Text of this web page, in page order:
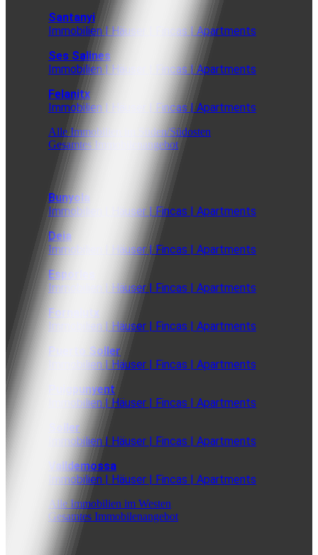
Santanyi
Immobilien | Häuser | Fincas | Apartments
Ses Salines
Immobilien | Häuser | Fincas | Apartments
Felanitx
Immobilien | Häuser | Fincas | Apartments
Alle Immobilien im Süden/Südosten
Gesamtes Immobilenangebot
Bunyola
Immobilien | Häuser | Fincas | Apartments
Deia
Immobilien | Häuser | Fincas | Apartments
Esporles
Immobilien | Häuser | Fincas | Apartments
Fornalutx
Immobilien | Häuser | Fincas | Apartments
Puerto Soller
Immobilien | Häuser | Fincas | Apartments
Puigpunyent
Immobilien | Häuser | Fincas | Apartments
Soller
Immobilien | Häuser | Fincas | Apartments
Valldemossa
Immobilien | Häuser | Fincas | Apartments
Alle Immobilien im Westen
Gesamtes Immobilenangebot